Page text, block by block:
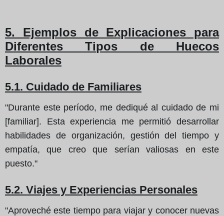
5. Ejemplos de Explicaciones para
Diferentes Tipos de Huecos
Laborales
5.1. Cuidado de Familiares
"Durante este período, me dediqué al cuidado de mi
[familiar]. Esta experiencia me permitió desarrollar
habilidades de organización, gestión del tiempo y
empatía, que creo que serían valiosas en este
puesto."
5.2. Viajes y Experiencias Personales
"Aproveché este tiempo para viajar y conocer nuevas